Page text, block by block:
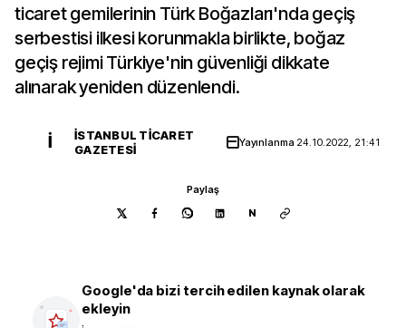
ticaret gemilerinin Türk Boğazları'nda geçiş
serbestisi ilkesi korunmakla birlikte, boğaz
geçiş rejimi Türkiye'nin güvenliği dikkate
alınarak yeniden düzenlendi.
İ
İSTANBUL TICARET
GAZETESI
Yayınlanma 24.10.2022, 21:41
Paylaş
N
Google'da bizi tercih edilen kaynak olarak
ekleyin